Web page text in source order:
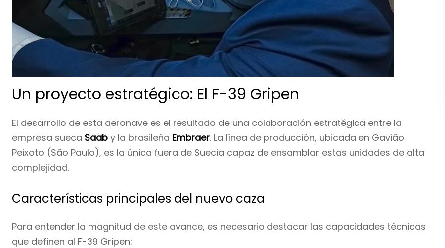
Un proyecto estratégico: El F-39 Gripen
El desarrollo de esta aeronave es el resultado de una colaboración estratégica entre la
empresa sueca Saab y la brasileña Embraer. La línea de producción, ubicada en Gavião
Peixoto (São Paulo), es la única fuera de Suecia capaz de ensamblar estas unidades de alta
complejidad.
Características principales del nuevo caza
Para entender la magnitud de este avance, es necesario destacar las capacidades técnicas
que definen al F-39 Gripen: